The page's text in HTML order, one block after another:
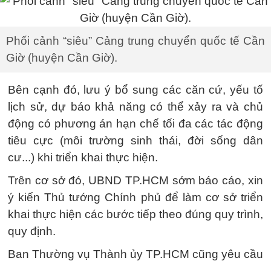
Phối cảnh “siêu” Cảng trung chuyển quốc tế Cần
Giờ (huyện Cần Giờ).
Bên cạnh đó, lưu ý bổ sung các căn cứ, yếu tố
lịch sử, dự báo khả năng có thể xảy ra và chủ
động có phương án hạn chế tối đa các tác động
tiêu cực (môi trường sinh thái, đời sống dân
cư...) khi triển khai thực hiện.
Trên cơ sở đó, UBND TP.HCM sớm báo cáo, xin
ý kiến Thủ tướng Chính phủ để làm cơ sở triển
khai thực hiện các bước tiếp theo đúng quy trình,
quy định.
Ban Thường vụ Thành ủy TP.HCM cũng yêu cầu